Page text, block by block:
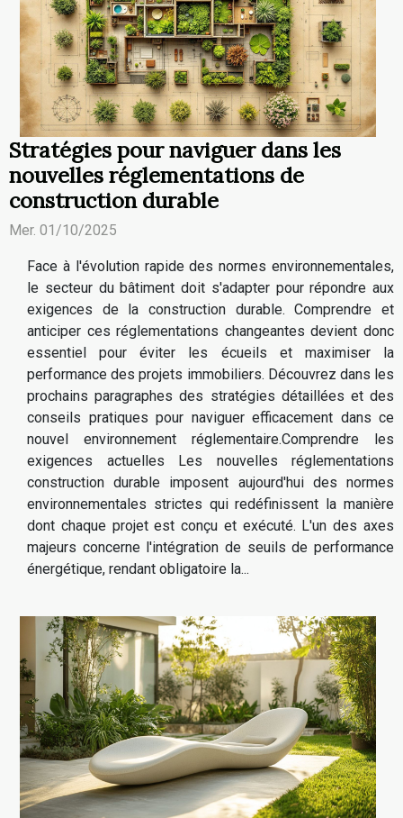
Stratégies pour naviguer dans les
nouvelles réglementations de
construction durable
Mer. 01/10/2025
Face à l'évolution rapide des normes environnementales,
le secteur du bâtiment doit s'adapter pour répondre aux
exigences de la construction durable. Comprendre et
anticiper ces réglementations changeantes devient donc
essentiel pour éviter les écueils et maximiser la
performance des projets immobiliers. Découvrez dans les
prochains paragraphes des stratégies détaillées et des
conseils pratiques pour naviguer efficacement dans ce
nouvel environnement réglementaire.Comprendre les
exigences actuelles Les nouvelles réglementations
construction durable imposent aujourd'hui des normes
environnementales strictes qui redéfinissent la manière
dont chaque projet est conçu et exécuté. L'un des axes
majeurs concerne l'intégration de seuils de performance
énergétique, rendant obligatoire la...